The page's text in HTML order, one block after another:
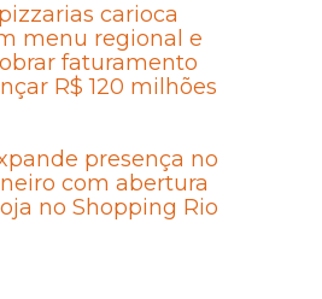
carioca
menu regional e
faturamento
R$ 120 milhões
presença no
com abertura
no Shopping Rio